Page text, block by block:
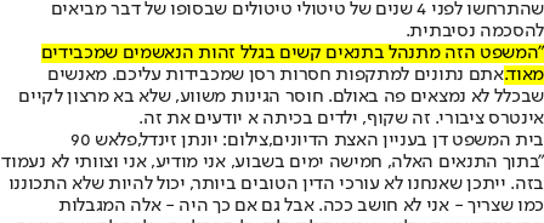
שהתרחשו לפני 4 שנים של טיטולי טיטולים שבסופו של דבר מביאים
להסכמה נסיבתית.
"המשפט הזה מתנהל בתנאים קשים בגלל זהות הנאשמים שמכבידים
מאוד.אתם נתונים למתקפות חסרות רסן שמכבידות עליכם. מאנשים
שבכלל לא נמצאים פה באולם. חוסר הגינות משווע, שלא בא מרצון לקיים
אינטרס ציבורי. זה שקוף, ילדים בכיתה א יודעים את זה.
בית המשפט דן בעניין האצת הדיונים,צילום: יונתן זינדל,פלאש 90
"בתוך התנאים האלה, חמישה ימים בשבוע, אני מודיע, אני וצוותי לא נעמוד
בזה. ייתכן שאנחנו לא עורכי הדין הטובים ביותר, יכול להיות שלא התכוננו
כמו שצריך - אני לא חושב ככה. אבל גם אם כך היה - אלה המגבלות